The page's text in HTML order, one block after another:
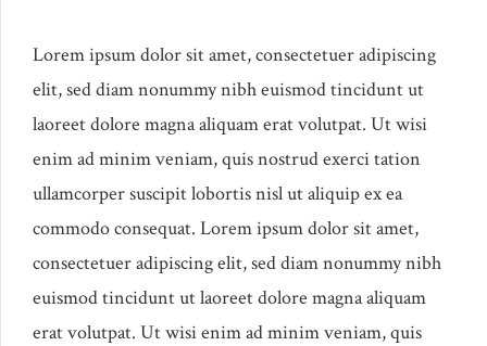
Lorem ipsum dolor sit amet, consectetuer adipiscing
elit, sed diam nonummy nibh euismod tincidunt ut
laoreet dolore magna aliquam erat volutpat. Ut wisi
enim ad minim veniam, quis nostrud exerci tation
ullamcorper suscipit lobortis nisl ut aliquip ex ea
commodo consequat. Lorem ipsum dolor sit amet,
consectetuer adipiscing elit, sed diam nonummy nibh
euismod tincidunt ut laoreet dolore magna aliquam
erat volutpat. Ut wisi enim ad minim veniam, quis